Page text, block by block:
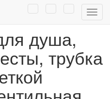
Смесители для ванн и
душа,
трубка